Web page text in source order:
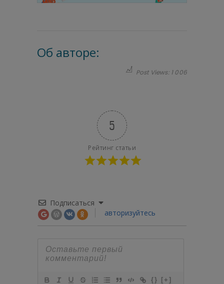
Об авторе:
Post Views: 1 006
5
Рейтинг статьи
Подписаться
авторизуйтесь
{} [+]